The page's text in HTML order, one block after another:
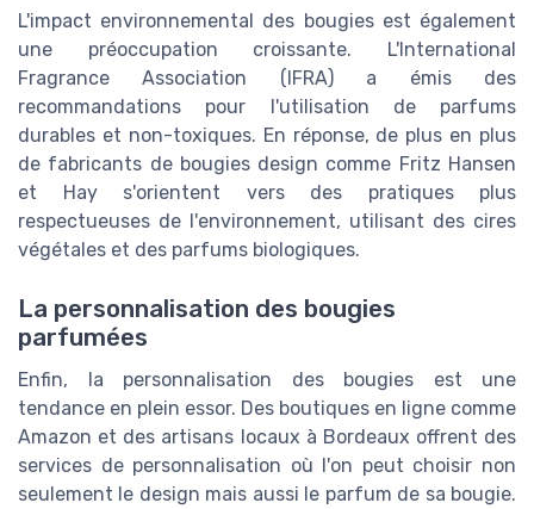
L'impact environnemental des bougies est également
une préoccupation croissante. L'International
Fragrance Association (IFRA) a émis des
recommandations pour l'utilisation de parfums
durables et non-toxiques. En réponse, de plus en plus
de fabricants de bougies design comme Fritz Hansen
et Hay s'orientent vers des pratiques plus
respectueuses de l'environnement, utilisant des cires
végétales et des parfums biologiques.
La personnalisation des bougies
parfumées
Enfin, la personnalisation des bougies est une
tendance en plein essor. Des boutiques en ligne comme
Amazon et des artisans locaux à Bordeaux offrent des
services de personnalisation où l'on peut choisir non
seulement le design mais aussi le parfum de sa bougie.